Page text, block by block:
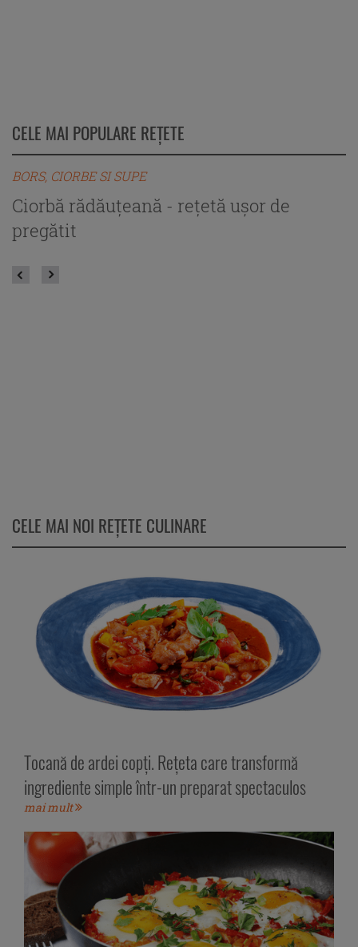
CELE MAI POPULARE REȚETE
BORS, CIORBE SI SUPE
Ciorbă rădăuțeană - rețetă ușor de
pregătit
CELE MAI NOI REȚETE CULINARE
Tocană de ardei copți. Rețeta care transformă
ingrediente simple într-un preparat spectaculos
mai mult